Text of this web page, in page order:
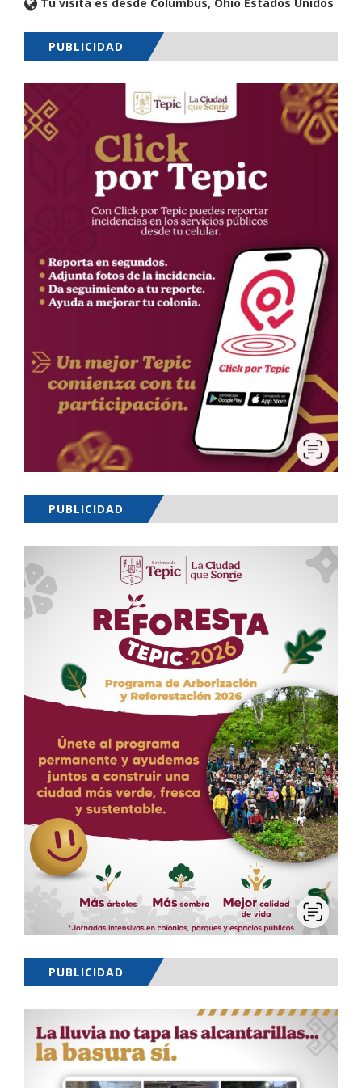
Tu visita es desde Columbus, Ohio Estados Unidos
PUBLICIDAD
PUBLICIDAD
PUBLICIDAD